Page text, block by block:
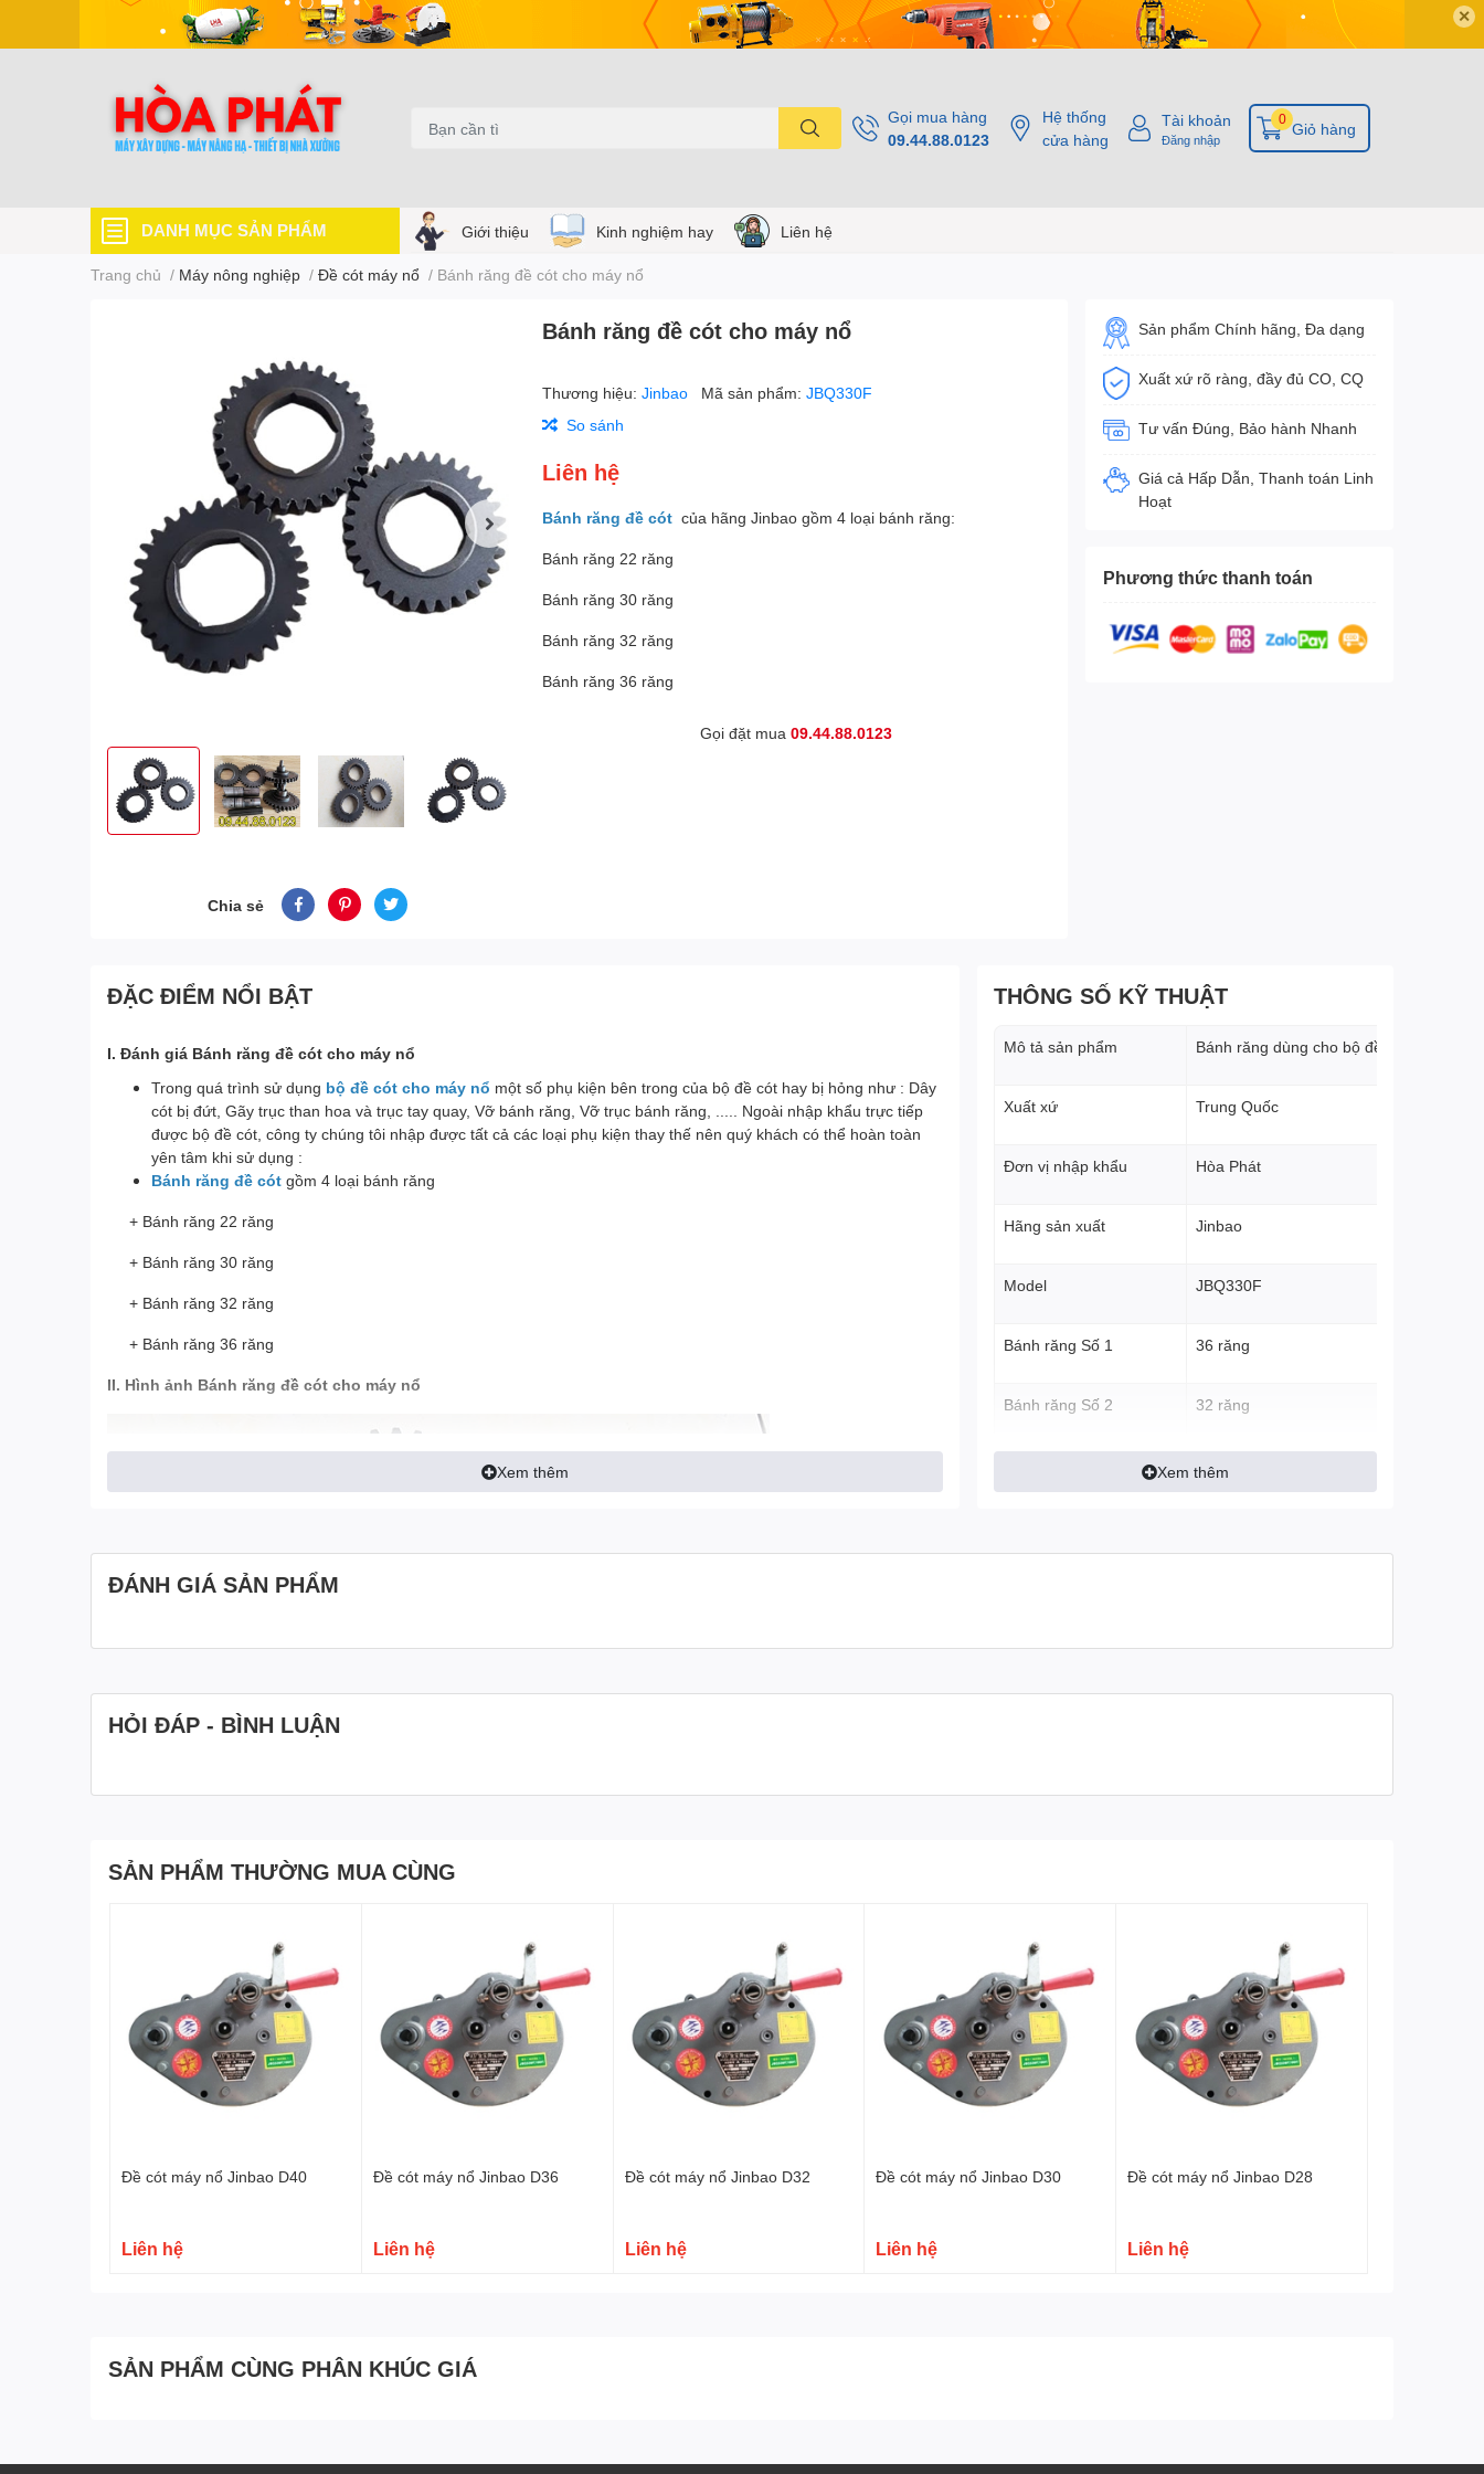
✕
Gọi mua hàng
09.44.88.0123
Hệ thống
cửa hàng
Tài khoản
Đăng nhập
Giỏ hàng
0
DANH MỤC SẢN PHẨM Giới thiệu Kinh nghiệm hay Liên hệ
Trang chủ / Máy nông nghiệp / Đề cót máy nổ / Bánh răng đề cót cho máy nổ
Chia sẻ
Bánh răng đề cót cho máy nổ
Thương hiệu:Jinbao Mã sản phẩm:JBQ330F
So sánh
Liên hệ
Bánh răng đề cót của hãng Jinbao gồm 4 loại bánh răng:
Bánh răng 22 răng
Bánh răng 30 răng
Bánh răng 32 răng
Bánh răng 36 răng
Gọi đặt mua09.44.88.0123
Sản phẩm Chính hãng, Đa dạng
Xuất xứ rõ ràng, đầy đủ CO, CQ
Tư vấn Đúng, Bảo hành Nhanh
Giá cả Hấp Dẫn, Thanh toán Linh
Hoạt
Phương thức thanh toán
ĐẶC ĐIỂM NỔI BẬT
I. Đánh giá Bánh răng đề cót cho máy nổ
Trong quá trình sử dụng bộ đề cót cho máy nổ một số phụ kiện bên trong của bộ đề cót hay bị hỏng như : Dây
cót bị đứt, Gãy trục than hoa và trục tay quay, Vỡ bánh răng, Vỡ trục bánh răng, ..... Ngoài nhập khẩu trực tiếp
được bộ đề cót, công ty chúng tôi nhập được tất cả các loại phụ kiện thay thế nên quý khách có thể hoàn toàn
yên tâm khi sử dụng :
Bánh răng đề cót gồm 4 loại bánh răng
+ Bánh răng 22 răng
+ Bánh răng 30 răng
+ Bánh răng 32 răng
+ Bánh răng 36 răng
II. Hình ảnh Bánh răng đề cót cho máy nổ
II. Video Bánh răng đề cót cho máy nổ
Xem thêm
THÔNG SỐ KỸ THUẬT
Mô tả sản phẩm Bánh răng dùng cho bộ đề cót
Xuất xứ Trung Quốc
Đơn vị nhập khẩu Hòa Phát
Hãng sản xuất Jinbao
Model JBQ330F
Bánh răng Số 1 36 răng
Bánh răng Số 2 32 răng
30 răng
Xem thêm
ĐÁNH GIÁ SẢN PHẨM
HỎI ĐÁP - BÌNH LUẬN
SẢN PHẨM THƯỜNG MUA CÙNG
Đề cót máy nổ Jinbao D40
Liên hệ
Đề cót máy nổ Jinbao D36
Liên hệ
Đề cót máy nổ Jinbao D32
Liên hệ
Đề cót máy nổ Jinbao D30
Liên hệ
Đề cót máy nổ Jinbao D28
Liên hệ
SẢN PHẨM CÙNG PHÂN KHÚC GIÁ